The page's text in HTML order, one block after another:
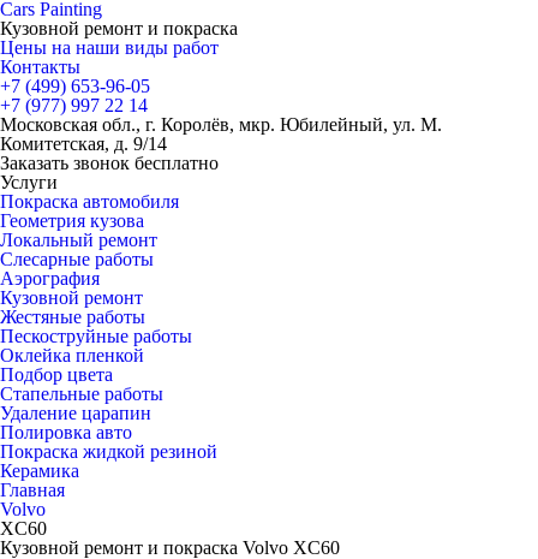
Cars Painting
Кузовной ремонт и покраска
Цены на наши виды работ
Контакты
+7 (499) 653-96-05
+7 (977) 997 22 14
Московская обл., г. Королёв, мкр. Юбилейный, ул. М.
Комитетская, д. 9/14
Заказать звонок бесплатно
Услуги
Покраска автомобиля
Геометрия кузова
Локальный ремонт
Слесарные работы
Аэрография
Кузовной ремонт
Жестяные работы
Пескоструйные работы
Оклейка пленкой
Подбор цвета
Стапельные работы
Удаление царапин
Полировка авто
Покраска жидкой резиной
Керамика
Главная
Volvo
XC60
Кузовной ремонт и покраска Volvo XC60